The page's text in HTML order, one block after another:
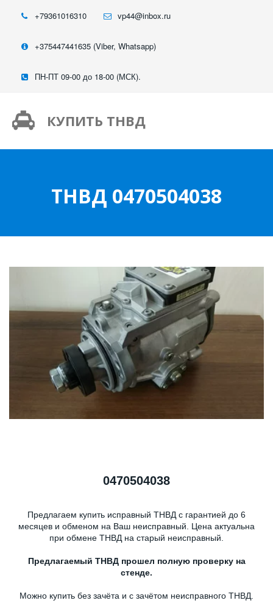
+79361016310 vp44@inbox.ru
+375447441635 (Viber, Whatsapp)
ПН-ПТ 09-00 до 18-00 (МСК).
КУПИТЬ ТНВД
ТНВД 0470504038
0470504038
Предлагаем купить исправный ТНВД с гарантией до 6
месяцев и обменом на Ваш неисправный. Цена актуальна
при обмене ТНВД на старый неисправный.
Предлагаемый ТНВД прошел полную проверку на
стенде.
Можно купить без зачёта и с зачётом неисправного ТНВД.